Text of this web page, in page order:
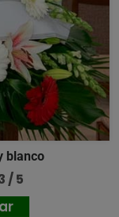
blanco
/ 5